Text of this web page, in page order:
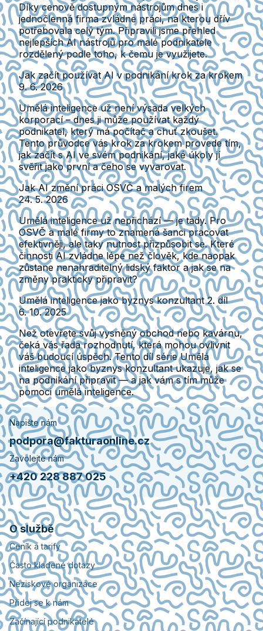
Díky cenově dostupným nástrojům dnes i
jednočlenná firma zvládne práci, na kterou dřív
potřebovala celý tým. Připravili jsme přehled
nejlepších AI nástrojů pro malé podnikatele
rozdělený podle toho, k čemu je využijete.
Jak začít používat AI v podnikání krok za krokem
9. 6. 2026
Umělá inteligence už není výsada velkých
korporací – dnes ji může používat každý
podnikatel, který má počítač a chuť zkoušet.
Tento průvodce vás krok za krokem provede tím,
jak začít s AI ve svém podnikání, jaké úkoly jí
svěřit jako první a čeho se vyvarovat.
Jak AI změní práci OSVČ a malých firem
24. 5. 2026
Umělá inteligence už nepřichází — je tady. Pro
OSVČ a malé firmy to znamená šanci pracovat
efektivněji, ale taky nutnost přizpůsobit se. Které
činnosti AI zvládne lépe než člověk, kde naopak
zůstane nenahraditelný lidský faktor a jak se na
změny prakticky připravit?
Umělá inteligence jako byznys konzultant 2. díl
6. 10. 2025
Než otevřete svůj vysněný obchod nebo kavárnu,
čeká vás řada rozhodnutí, která mohou ovlivnit
váš budoucí úspěch. Tento díl série Umělá
inteligence jako byznys konzultant ukazuje, jak se
na podnikání připravit — a jak vám s tím může
pomoci umělá inteligence.
Napište nám
podpora@fakturaonline.cz
Zavolejte nám
+420 228 887 025
O službě
Ceník a tarify
Často kladené dotazy
Neziskové organizace
Přidej se k nám
Začínající podnikatelé